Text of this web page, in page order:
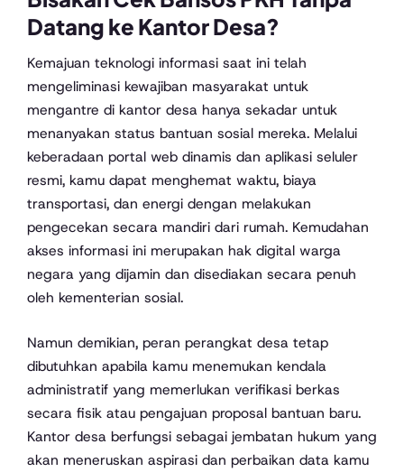
Datang ke Kantor Desa?
Kemajuan teknologi informasi saat ini telah
mengeliminasi kewajiban masyarakat untuk
mengantre di kantor desa hanya sekadar untuk
menanyakan status bantuan sosial mereka. Melalui
keberadaan portal web dinamis dan aplikasi seluler
resmi, kamu dapat menghemat waktu, biaya
transportasi, dan energi dengan melakukan
pengecekan secara mandiri dari rumah. Kemudahan
akses informasi ini merupakan hak digital warga
negara yang dijamin dan disediakan secara penuh
oleh kementerian sosial.
Namun demikian, peran perangkat desa tetap
dibutuhkan apabila kamu menemukan kendala
administratif yang memerlukan verifikasi berkas
secara fisik atau pengajuan proposal bantuan baru.
Kantor desa berfungsi sebagai jembatan hukum yang
akan meneruskan aspirasi dan perbaikan data kamu